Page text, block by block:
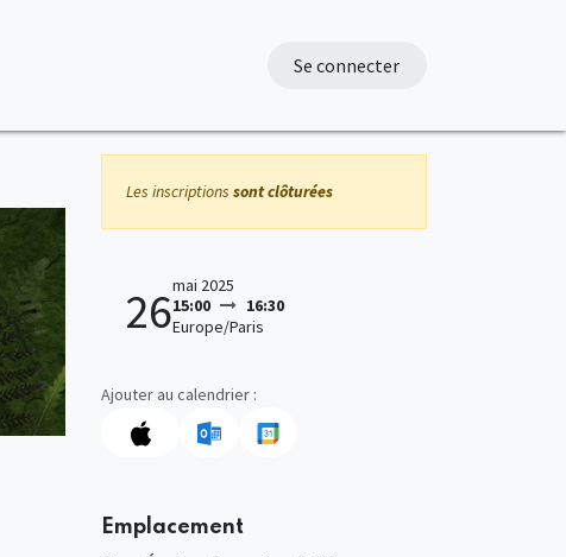
Se connecter
Les inscriptions sont clôturées
26mai 2025
15:00
16:30
Europe/Paris
Ajouter au calendrier :
Emplacement